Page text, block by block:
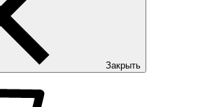
Закрыть